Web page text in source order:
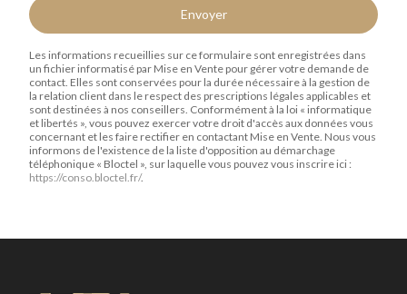
Envoyer
Les informations recueillies sur ce formulaire sont enregistrées dans
un fichier informatisé par Mise en Vente pour gérer votre demande de
contact. Elles sont conservées pour la durée nécessaire à la gestion de
la relation client dans le respect des prescriptions légales applicables et
sont destinées à nos conseillers. Conformément à la loi « informatique
et libertés », vous pouvez exercer votre droit d'accès aux données vous
concernant et les faire rectifier en contactant Mise en Vente. Nous vous
informons de l'existence de la liste d'opposition au démarchage
téléphonique « Bloctel », sur laquelle vous pouvez vous inscrire ici :
https://conso.bloctel.fr/.